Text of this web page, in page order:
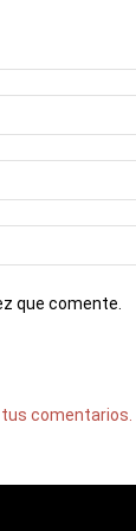
que comente.
comentarios.